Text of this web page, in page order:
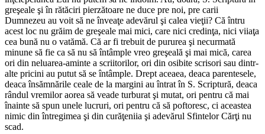
greşeale şi în rătăciri pierzătoare ne duce pre noi, pre carii
Dumnezeu au voit să ne înveaţe adevărul şi calea vieţii? Că întru
acest loc nu grăim de greşeale mai mici, care nici credinţa, nici viiaţa
cea bună nu o vatămă. Că ar fi trebuit de pururea şi necurmată
minune să fie ca să nu să întâmple vreo greşeală şi mai mică, carea
ori din neluarea-aminte a scriitorilor, ori din osibite scrisori sau dintr-
alte pricini au putut să se întâmple. Drept aceaea, deaca parentesele,
deaca însămnările ceale de la margini au întrat în S. Scriptură, deaca
rândul vremilor aorea să veade turburat şi mutat, ori pentru că mai
înainte să spun unele lucruri, ori pentru că să poftoresc, ci aceastea
nimic din întregimea şi din curăţeniia şi adevărul Sfintelor Cărţi nu
scad.